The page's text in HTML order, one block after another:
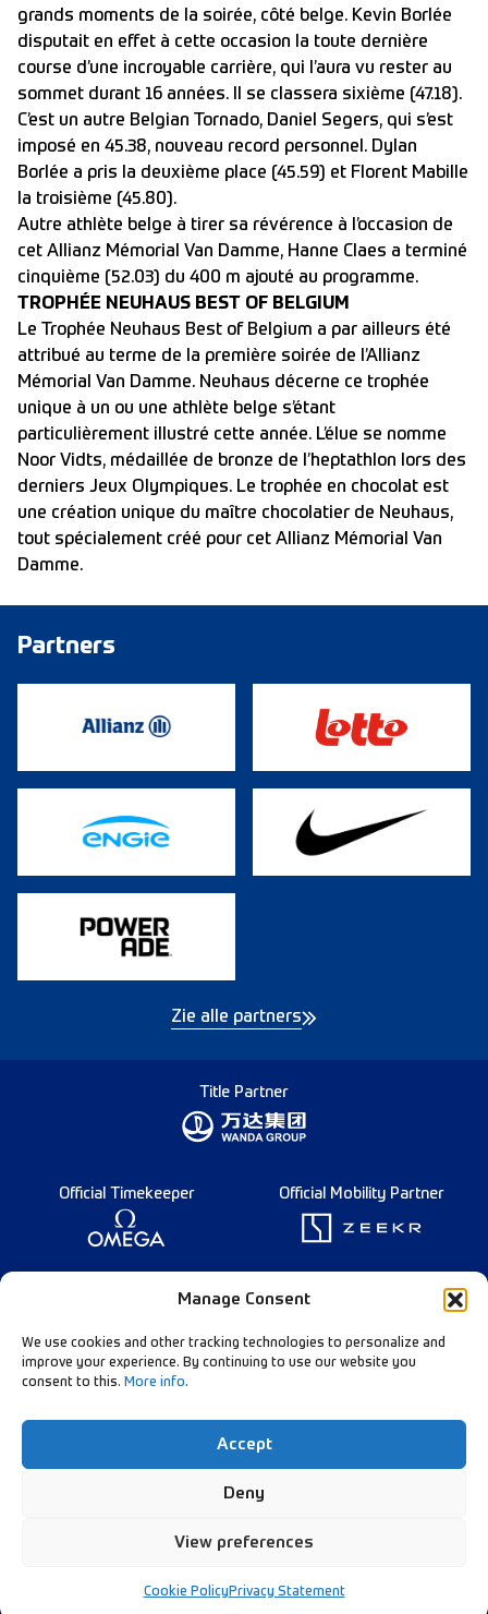
Manage Consent
We use cookies and other tracking technologies to personalize and
improve your experience. By continuing to use our website you
consent to this. More info.
Accept
Deny
View preferences
Cookie Policy Privacy Statement
grands moments de la soirée, côté belge. Kevin Borlée
disputait en effet à cette occasion la toute dernière
course d’une incroyable carrière, qui l’aura vu rester au
sommet durant 16 années. Il se classera sixième (47.18).
C’est un autre Belgian Tornado, Daniel Segers, qui s’est
imposé en 45.38, nouveau record personnel. Dylan
Borlée a pris la deuxième place (45.59) et Florent Mabille
la troisième (45.80).
Autre athlète belge à tirer sa révérence à l’occasion de
cet Allianz Mémorial Van Damme, Hanne Claes a terminé
cinquième (52.03) du 400 m ajouté au programme.
TROPHÉE NEUHAUS BEST OF BELGIUM
Le Trophée Neuhaus Best of Belgium a par ailleurs été
attribué au terme de la première soirée de l’Allianz
Mémorial Van Damme. Neuhaus décerne ce trophée
unique à un ou une athlète belge s’étant
particulièrement illustré cette année. L’élue se nomme
Noor Vidts, médaillée de bronze de l’heptathlon lors des
derniers Jeux Olympiques. Le trophée en chocolat est
une création unique du maître chocolatier de Neuhaus,
tout spécialement créé pour cet Allianz Mémorial Van
Damme.
Partners
Zie alle partners
Title Partner
Official Timekeeper Official Mobility Partner
Founding Partner
© Diamond League AG - 2026
Follow Our Channels:
Data Privacy